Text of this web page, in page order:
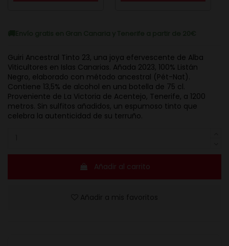
Guiri Ancestral Tinto 23, una joya efervescente de Alba
Viticultores en Islas Canarias. Añada 2023, 100% Listán
Negro, elaborado con método ancestral (Pét-Nat).
Contiene 13,5% de alcohol en una botella de 75 cl.
Proveniente de La Victoria de Acentejo, Tenerife, a 1200
metros. Sin sulfitos añadidos, un espumoso tinto que
celebra la autenticidad de su terruño.
Añadir al carrito